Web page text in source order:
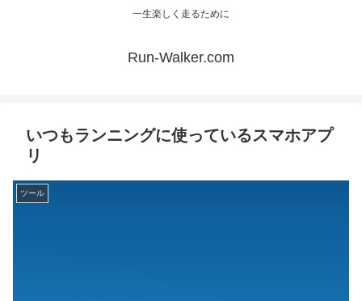
一生楽しく走るために
Run-Walker.com
いつもランニングに使っているスマホアプ
リ
ツール